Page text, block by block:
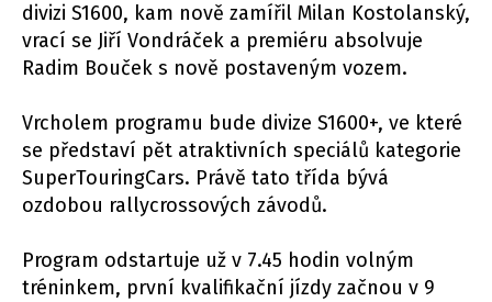
divizi S1600, kam nově zamířil Milan Kostolanský,
vrací se Jiří Vondráček a premiéru absolvuje
Radim Bouček s nově postaveným vozem.
Vrcholem programu bude divize S1600+, ve které
se představí pět atraktivních speciálů kategorie
SuperTouringCars. Právě tato třída bývá
ozdobou rallycrossových závodů.
Program odstartuje už v 7.45 hodin volným
tréninkem, první kvalifikační jízdy začnou v 9